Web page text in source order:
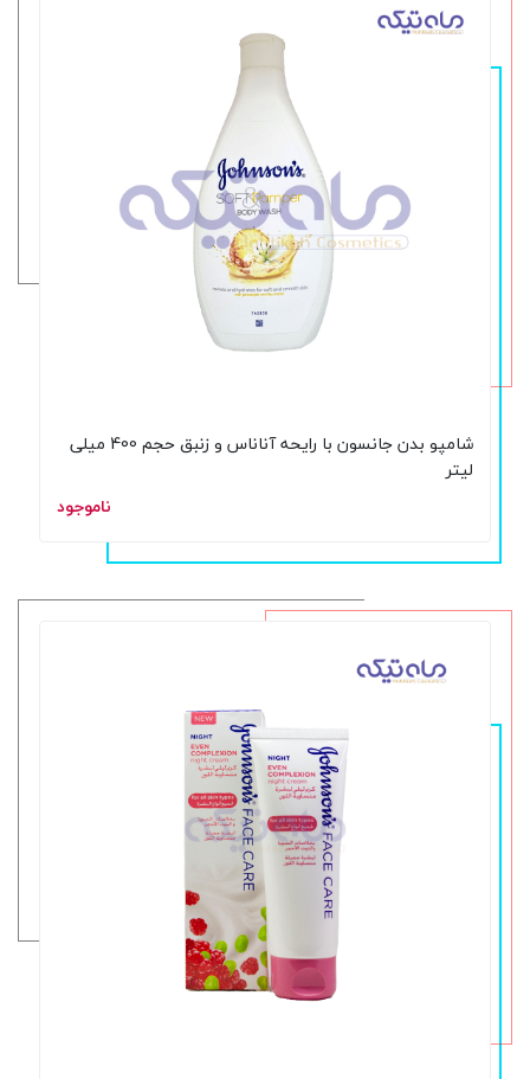
شامپو بدن جانسون با رایحه آناناس و زنبق حجم 400 میلی
لیتر
ناموجود